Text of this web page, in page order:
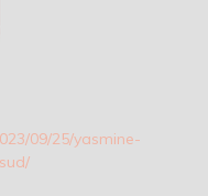
09/25/yasmine-